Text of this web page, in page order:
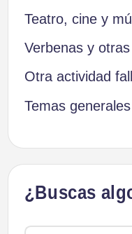
Teatro, cine y
Verbenas y
Otra actividad
Temas generales
¿Buscas